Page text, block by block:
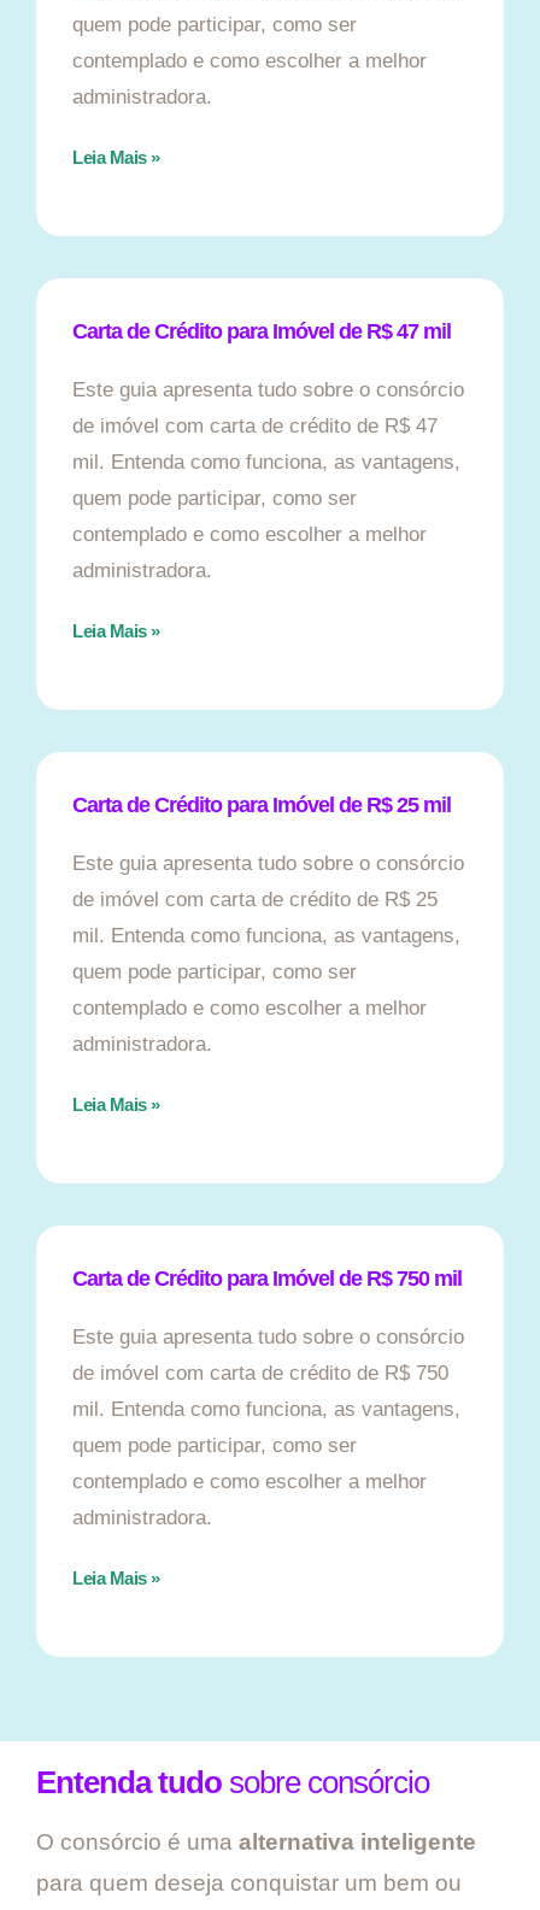
quem pode participar, como ser
contemplado e como escolher a melhor
administradora.
Leia Mais »
Carta de Crédito para Imóvel de R$ 47 mil
Este guia apresenta tudo sobre o consórcio
de imóvel com carta de crédito de R$ 47
mil. Entenda como funciona, as vantagens,
quem pode participar, como ser
contemplado e como escolher a melhor
administradora.
Leia Mais »
Carta de Crédito para Imóvel de R$ 25 mil
Este guia apresenta tudo sobre o consórcio
de imóvel com carta de crédito de R$ 25
mil. Entenda como funciona, as vantagens,
quem pode participar, como ser
contemplado e como escolher a melhor
administradora.
Leia Mais »
Carta de Crédito para Imóvel de R$ 750 mil
Este guia apresenta tudo sobre o consórcio
de imóvel com carta de crédito de R$ 750
mil. Entenda como funciona, as vantagens,
quem pode participar, como ser
contemplado e como escolher a melhor
administradora.
Leia Mais »
Entenda tudo sobre consórcio
O consórcio é uma alternativa inteligente
para quem deseja conquistar um bem ou